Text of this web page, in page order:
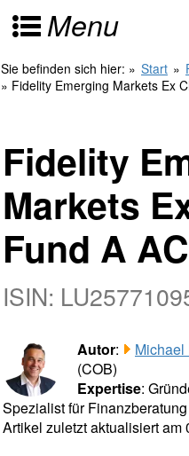
Menu
Sie befinden sich hier: » Start »
» Fidelity Emerging Markets Ex
Fidelity
Markets
Fund A
ISIN:
Autor: Michael
(COB)
Expertise:
Spezialist für
Artikel zuletzt aktualisiert am